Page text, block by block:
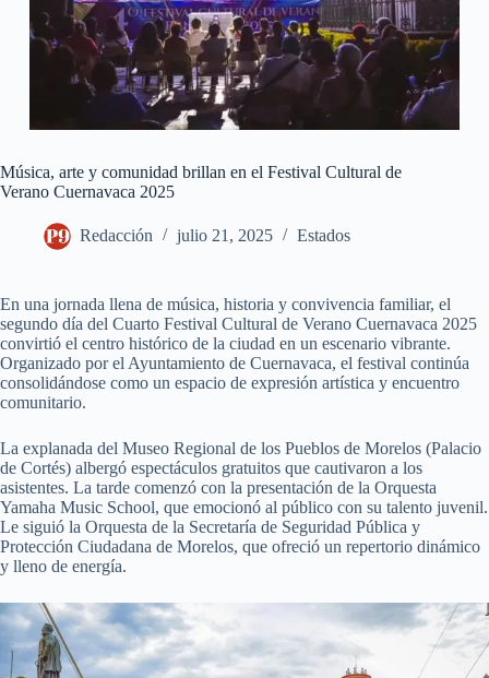
Música, arte y comunidad brillan en el Festival Cultural de
Verano Cuernavaca 2025
Redacción julio 21, 2025 Estados
En una jornada llena de música, historia y convivencia familiar, el
segundo día del Cuarto Festival Cultural de Verano Cuernavaca 2025
convirtió el centro histórico de la ciudad en un escenario vibrante.
Organizado por el Ayuntamiento de Cuernavaca, el festival continúa
consolidándose como un espacio de expresión artística y encuentro
comunitario.
La explanada del Museo Regional de los Pueblos de Morelos (Palacio
de Cortés) albergó espectáculos gratuitos que cautivaron a los
asistentes. La tarde comenzó con la presentación de la Orquesta
Yamaha Music School, que emocionó al público con su talento juvenil.
Le siguió la Orquesta de la Secretaría de Seguridad Pública y
Protección Ciudadana de Morelos, que ofreció un repertorio dinámico
y lleno de energía.